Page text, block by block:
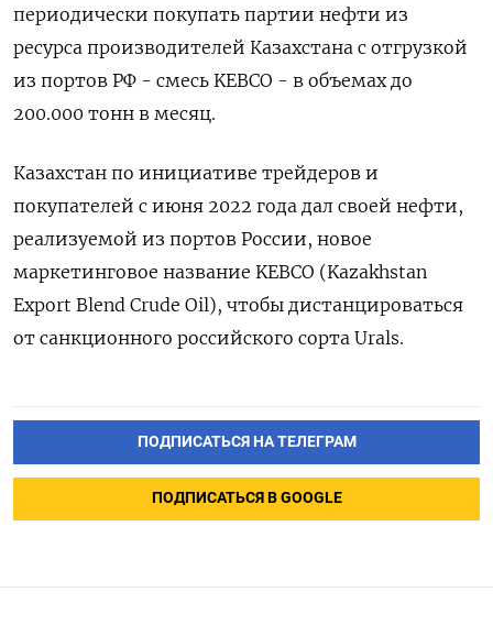
периодически покупать партии нефти из
ресурса производителей Казахстана c отгрузкой
из портов РФ - смесь KEBCO - в объемах до
200.000 тонн в месяц.
Казахстан по инициативе трейдеров и
покупателей с июня 2022 года дал своей нефти,
реализуемой из портов России, новое
маркетинговое название KEBCO (Kazakhstan
Export Blend Crude Oil), чтобы дистанцироваться
от санкционного российского сорта Urals.
ПОДПИСАТЬСЯ НА ТЕЛЕГРАМ
ПОДПИСАТЬСЯ В GOOGLE